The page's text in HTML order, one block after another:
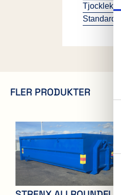
Tjocklek:
Standard:
FLER PRODUKTER